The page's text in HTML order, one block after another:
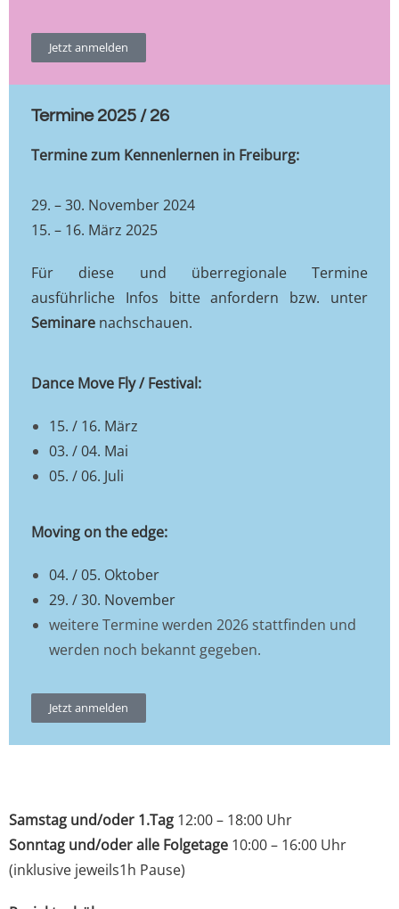
Jetzt anmelden
Termine 2025 / 26
Termine zum Kennenlernen in Freiburg:
29. – 30. November 2024
15. – 16. März 2025
Für diese und überregionale Termine
ausführliche Infos bitte anfordern bzw. unter
Seminare nachschauen.
Dance Move Fly / Festival:
15. / 16. März
03. / 04. Mai
05. / 06. Juli
Moving on the edge:
04. / 05. Oktober
29. / 30. November
weitere Termine werden 2026 stattfinden und
werden noch bekannt gegeben.
Jetzt anmelden
Samstag und/oder 1.Tag 12:00 – 18:00 Uhr
Sonntag und/oder alle Folgetage 10:00 – 16:00 Uhr
(inklusive jeweils1h Pause)